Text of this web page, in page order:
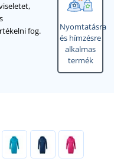
fog.
Nyomtatásra
és hímzésre
alkalmas
termék